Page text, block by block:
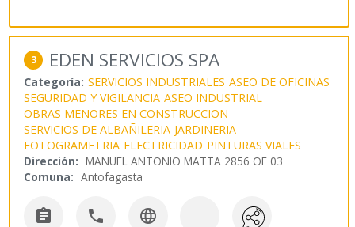
3 EDEN SERVICIOS SPA
Categoría: SERVICIOS INDUSTRIALES ASEO DE OFICINAS
SEGURIDAD Y VIGILANCIA ASEO INDUSTRIAL
OBRAS MENORES EN CONSTRUCCION
SERVICIOS DE ALBAÑILERIA JARDINERIA
FOTOGRAMETRIA ELECTRICIDAD PINTURAS VIALES
Dirección: MANUEL ANTONIO MATTA 2856 OF 03
Comuna: Antofagasta
  